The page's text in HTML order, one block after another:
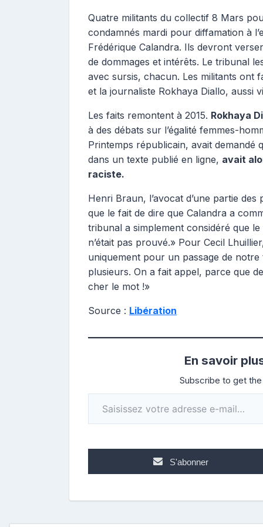
Quatre militants du collectif 8 Mars
condamnés mardi pour diffamation à
Frédérique Calandra. Ils devront
de dommages et intérêts. Le tribunal
avec sursis, chacun. Les militants ont
et la journaliste Rokhaya Diallo, aussi
Les faits remontent à 2015. Rokhaya
à des débats sur l’égalité femmes-
Printemps républicain, avait demandé
dans un texte publié en ligne, avait
raciste.
Henri Braun, l’avocat d’une partie
que le fait de dire que Calandra a
tribunal a simplement considéré que
n’était pas prouvé.» Pour Cecil
uniquement pour un passage de
plusieurs. On a fait appel, parce que
cher le mot !»
Source : Libération
En savoir
Subscribe to get
Saisissez votre adresse e-mail…
S'abonner